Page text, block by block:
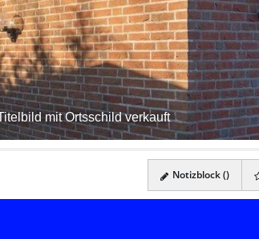
mit Ortsschild verkauft
Notizblock ()